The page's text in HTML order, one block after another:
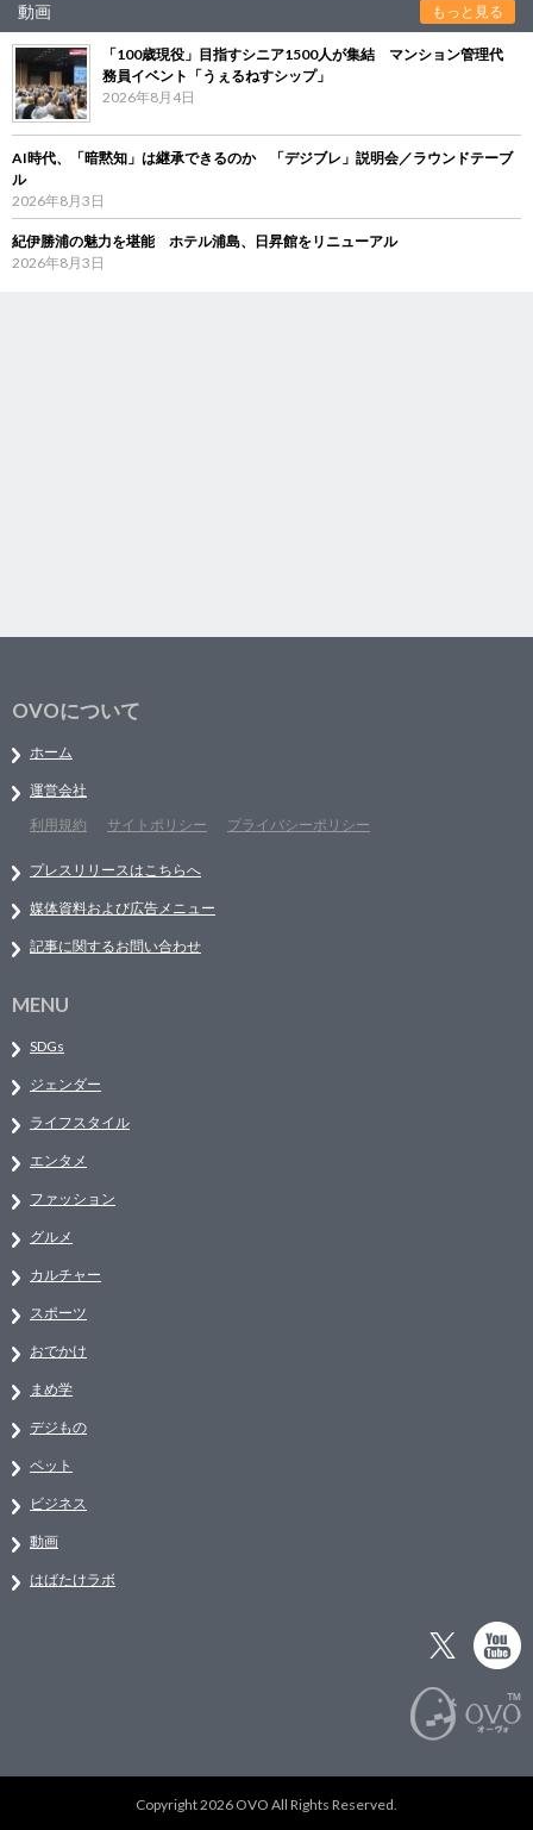
動画 もっと見る
「100歳現役」目指すシニア1500人が集結 マンション管理代
務員イベント「うぇるねすシップ」
2026年8月4日
AI時代、「暗黙知」は継承できるのか 「デジブレ」説明会／ラウンドテーブ
ル
2026年8月3日
紀伊勝浦の魅力を堪能 ホテル浦島、日昇館をリニューアル
2026年8月3日
OVOについて
ホーム
運営会社
利用規約
サイトポリシー プライバシーポリシー
プレスリリースはこちらへ
媒体資料および広告メニュー
記事に関するお問い合わせ
MENU
SDGs
ジェンダー
ライフスタイル
エンタメ
ファッション
グルメ
カルチャー
スポーツ
おでかけ
まめ学
デジもの
ペット
ビジネス
動画
はばたけラボ
Copyright 2026 OVO All Rights Reserved.